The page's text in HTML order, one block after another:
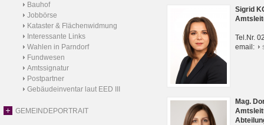
Bauhof
Jobbörse
Kataster & Flächenwidmung
Interessante Links
Wahlen in Parndorf
Fundwesen
Amtssignatur
Postpartner
Gebäudeinventar laut EED III
GEMEINDEPORTRAIT
Sigrid
Tel.Nr.
email:
Mag.